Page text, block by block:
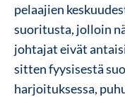
pelaajien
suoritusta, jolloin
johtajat eivät
sitten fyysisestä
harjoituksessa,